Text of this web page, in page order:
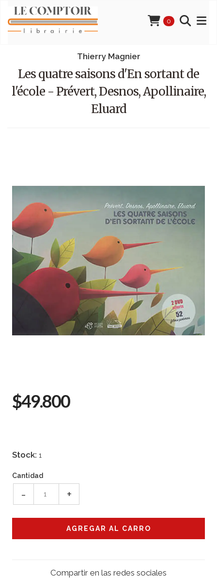
0
Thierry Magnier
Les quatre saisons d'En sortant de
l'école - Prévert, Desnos, Apollinaire,
Eluard
$49.800
Stock: 1
Cantidad
- +
Compartir en las redes sociales